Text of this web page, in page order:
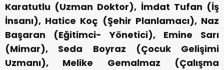
Karatutlu (Uzman Doktor), İmdat Tufan (İş
İnsanı), Hatice Koç (Şehir Planlamacı), Naz
Başaran (Eğitimci- Yönetici), Emine Sarı
(Mimar), Seda Boyraz (Çocuk Gelişimi
Uzmanı), Melike Gemalmaz (Çalışma